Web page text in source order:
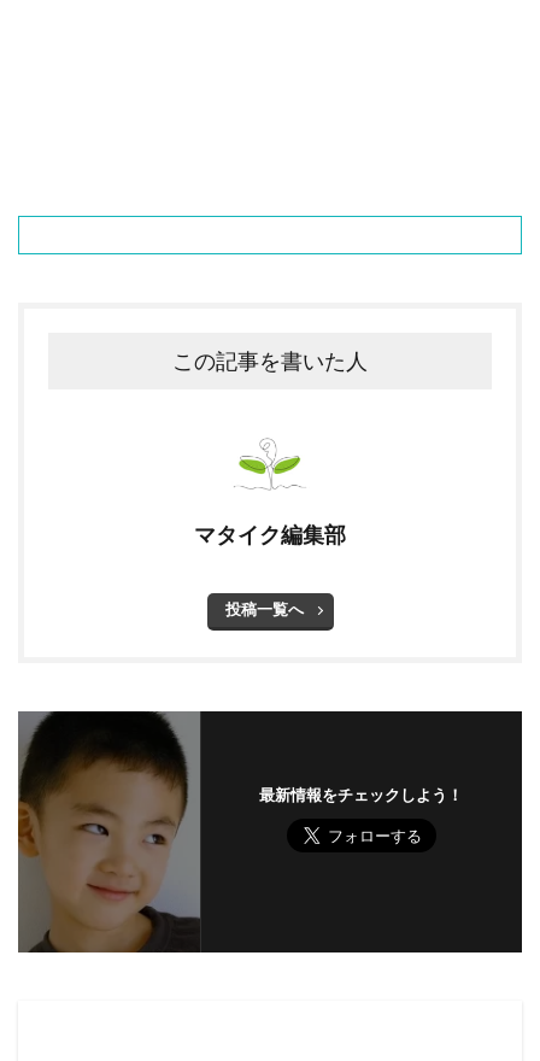
この記事を書いた人
マタイク編集部
投稿一覧へ
最新情報をチェックしよう！